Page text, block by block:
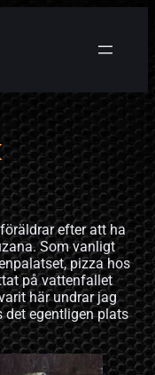
efter att ha
Som vanligt
pizza hos
på vattenfallet
här undrar jag
det egentligen plats